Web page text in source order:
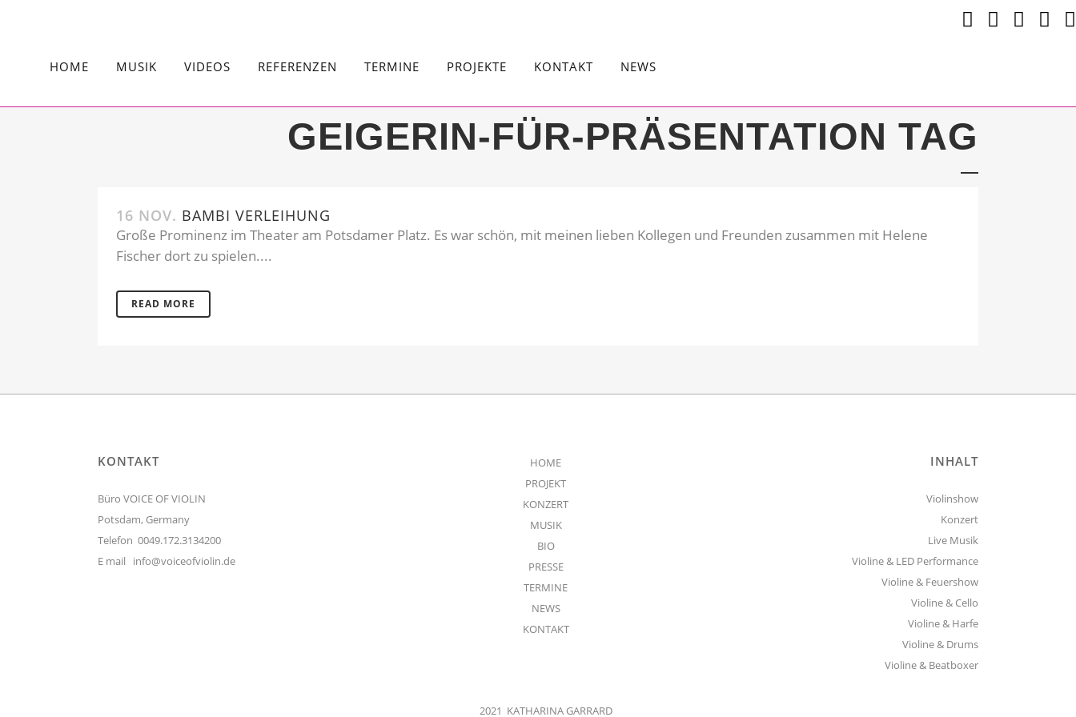
HOME MUSIK VIDEOS REFERENZEN TERMINE PROJEKTE KONTAKT NEWS
GEIGERIN-FÜR-PRÄSENTATION TAG
16 NOV. BAMBI VERLEIHUNG
Große Prominenz im Theater am Potsdamer Platz. Es war schön, mit meinen lieben Kollegen und Freunden zusammen mit Helene
Fischer dort zu spielen....
READ MORE
KONTAKT
Büro VOICE OF VIOLIN
Potsdam, Germany
Telefon 0049.172.3134200
E mail info@voiceofviolin.de
HOME
PROJEKT
KONZERT
MUSIK
BIO
PRESSE
TERMINE
NEWS
KONTAKT
2021 KATHARINA GARRARD
INHALT
Violinshow
Konzert
Live Musik
Violine & LED Performance
Violine & Feuershow
Violine & Cello
Violine & Harfe
Violine & Drums
Violine & Beatboxer